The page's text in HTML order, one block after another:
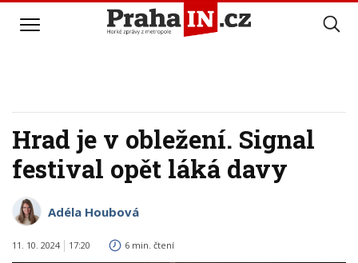
Hrad je v obležení. Signal
festival opět láká davy
Adéla Houbová
11. 10. 2024 17:20 6 min. čtení